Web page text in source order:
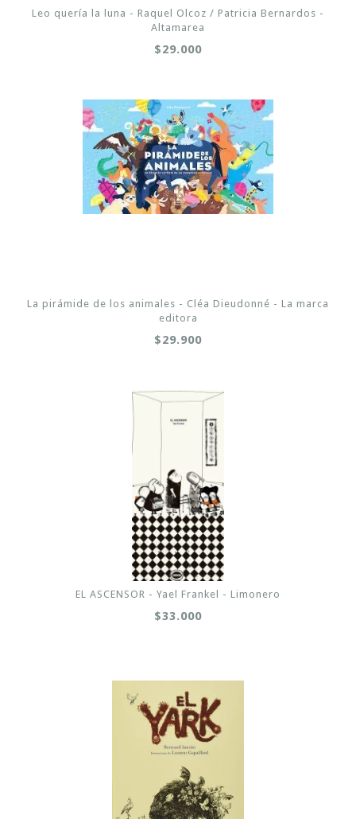
Leo quería la luna - Raquel Olcoz / Patricia Bernardos -
Altamarea
$29.000
La pirámide de los animales - Cléa Dieudonné - La marca
editora
$29.900
EL ASCENSOR - Yael Frankel - Limonero
$33.000